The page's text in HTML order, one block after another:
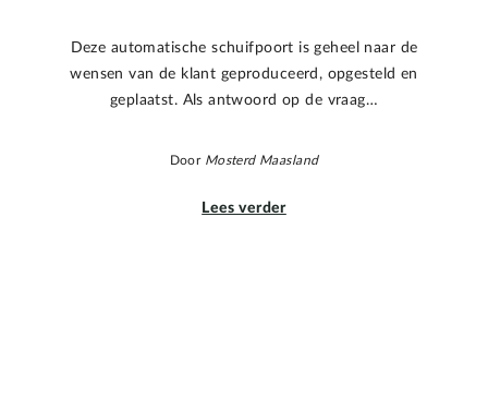
Deze automatische schuifpoort is geheel naar de
wensen van de klant geproduceerd, opgesteld en
geplaatst. Als antwoord op de vraag…
Door Mosterd Maasland
Lees verder